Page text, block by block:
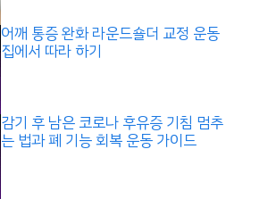
어깨 통증 완화 라운드숄더 교정 운동
집에서 따라 하기
감기 후 남은 코로나 후유증 기침 멈추
는 법과 폐 기능 회복 운동 가이드